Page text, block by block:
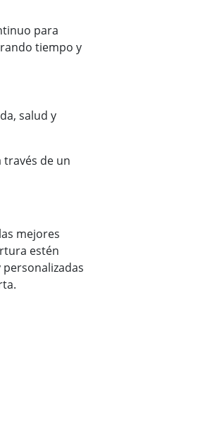
para
tiempo y
salud y
través de un
mejores
estén